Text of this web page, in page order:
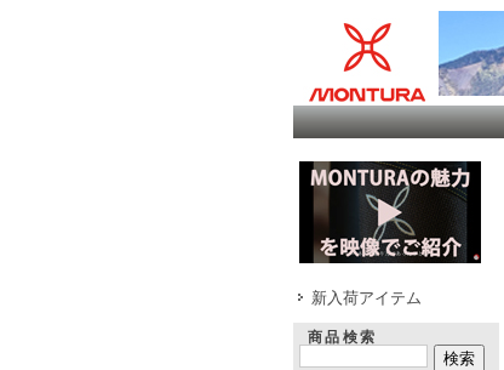
新入荷アイテム
商品検索